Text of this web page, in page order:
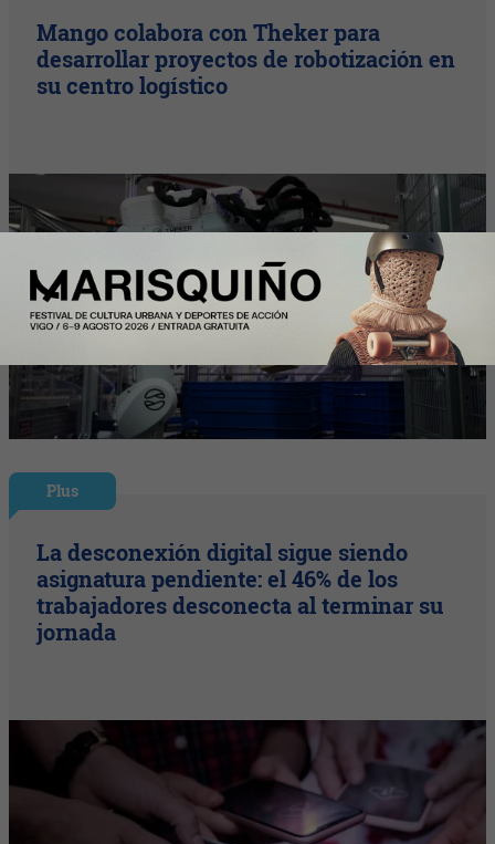
Mango colabora con Theker para
desarrollar proyectos de robotización en
su centro logístico
Plus
La desconexión digital sigue siendo
asignatura pendiente: el 46% de los
trabajadores desconecta al terminar su
jornada